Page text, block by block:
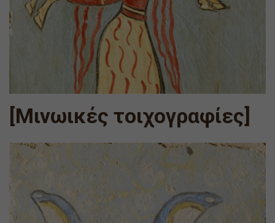
[Μινωικές τοιχογραφίες]